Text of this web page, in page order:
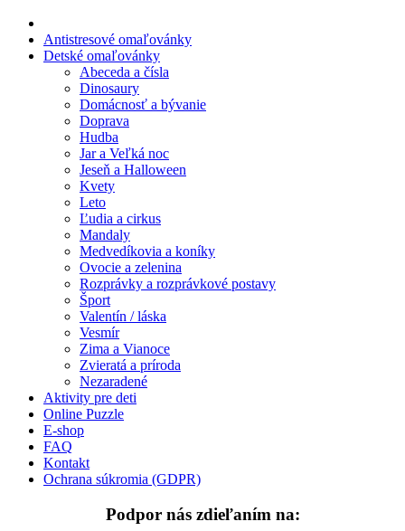
Ľudia a cirkus
Medvedíkovia a koníky
Ovocie a zelenina
Rozprávky a rozprávkové postavy
Valentín / láska
Zima a Vianoce
Zvieratá a príroda
Antistresové omaľovánky
Detské omaľovánky
Abeceda a čísla
Dinosaury
Domácnosť a bývanie
Doprava
Hudba
Jar a Veľká noc
Jeseň a Halloween
Kvety
Leto
Ľudia a cirkus
Mandaly
Medvedíkovia a koníky
Ovocie a zelenina
Rozprávky a rozprávkové postavy
Šport
Valentín / láska
Vesmír
Zima a Vianoce
Zvieratá a príroda
Nezaradené
Aktivity pre deti
Online Puzzle
E-shop
FAQ
Kontakt
Ochrana súkromia (GDPR)
Podpor nás zdieľaním na: